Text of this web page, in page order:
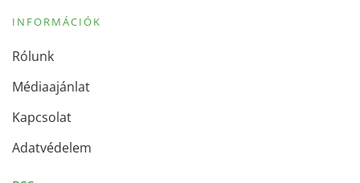
INFORMÁCIÓK
Rólunk
Médiaajánlat
Kapcsolat
Adatvédelem